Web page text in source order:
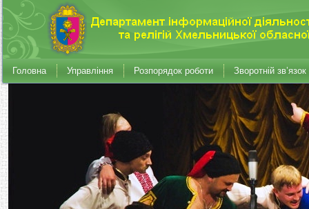
Головна Управління Розпорядок роботи Зворотній зв’язок